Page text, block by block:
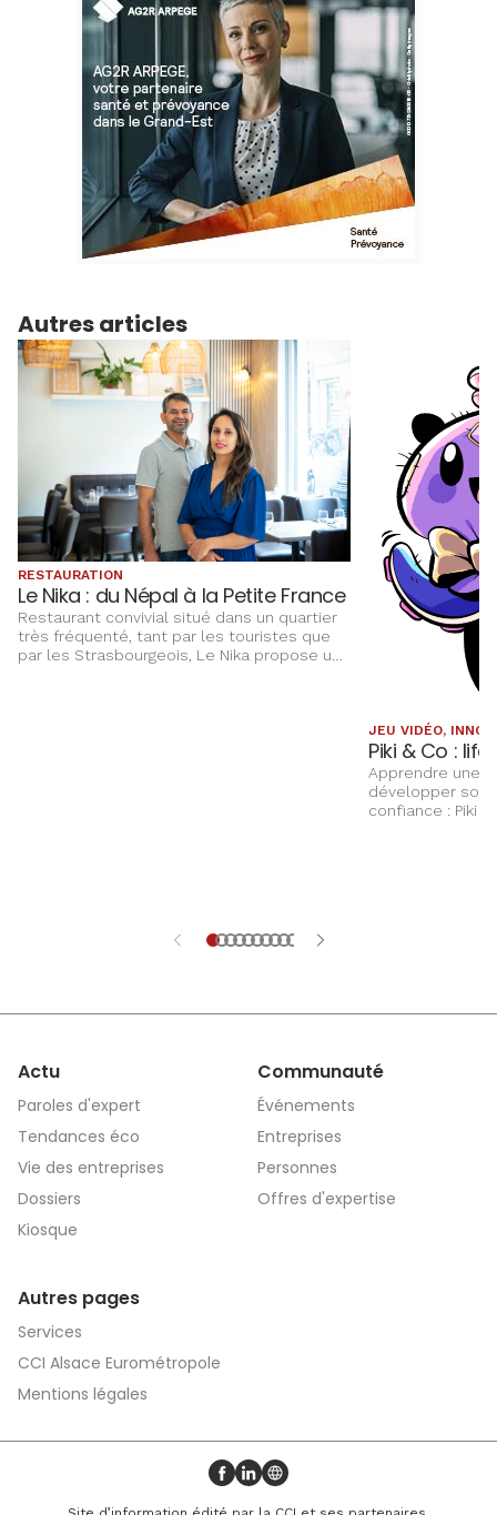
Autres articles
RESTAURATION
Le Nika : du Népal à la Petite France
Restaurant convivial situé dans un quartier
très fréquenté, tant par les touristes que
par les Strasbourgeois, Le Nika propose une
JEU VIDÉO,
Piki & Co :
Apprendre une
développer son
confiance : Piki
Actu
Paroles d'expert
Tendances éco
Vie des entreprises
Dossiers
Kiosque
Communauté
Événements
Entreprises
Personnes
Offres d'expertise
Autres pages
Services
CCI Alsace Eurométropole
Mentions légales
Profil Facebook
Profil LinkedIn
Site web